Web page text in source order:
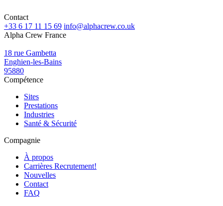
Contact
+33 6 17 11 15 69 info@alphacrew.co.uk
Alpha Crew France
18 rue Gambetta
Enghien-les-Bains
95880
Compétence
Sites
Prestations
Industries
Santé & Sécurité
Compagnie
À propos
Carrières Recrutement!
Nouvelles
Contact
FAQ